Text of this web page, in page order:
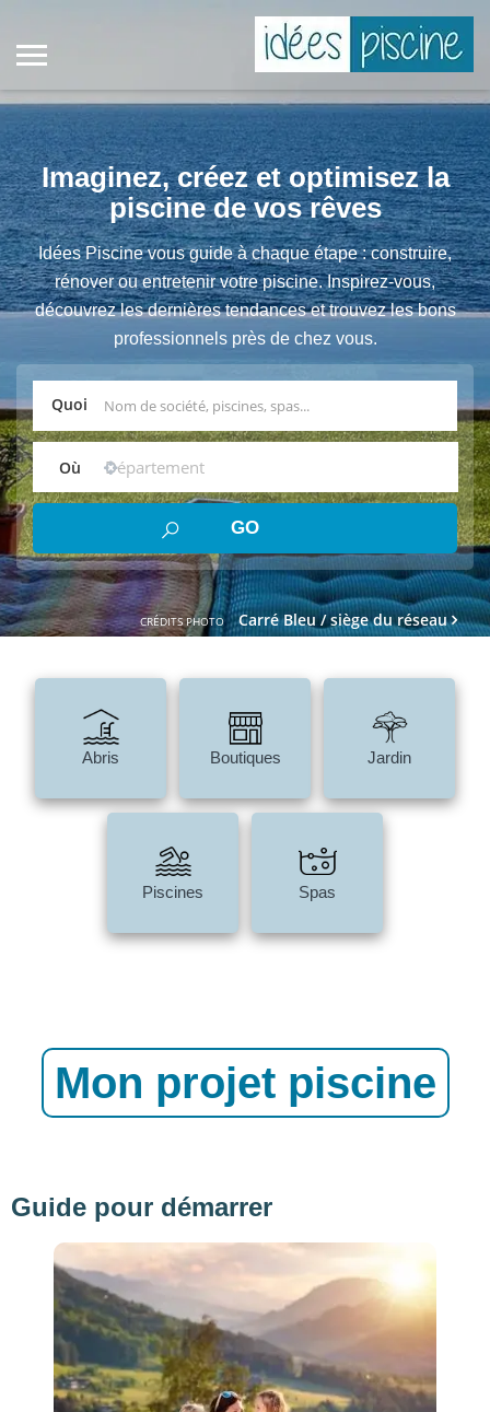
CRÉDITS PHOTO Carré Bleu / siège du réseau
Imaginez, créez et optimisez la
piscine de vos rêves
Idées Piscine vous guide à chaque étape : construire,
rénover ou entretenir votre piscine. Inspirez-vous,
découvrez les dernières tendances et trouvez les bons
professionnels près de chez vous.
Quoi
Où
Abris Boutiques Jardin
Piscines Spas
Mon projet piscine
Guide pour démarrer